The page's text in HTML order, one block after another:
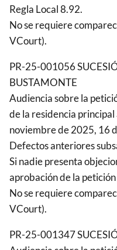
Regla Local 8.92.
No se requiere
VCourt).
PR-25-001056
BUSTAMONTE
Audiencia sobre la
de la residencia
noviembre de 2025, 16
Defectos anteriores
Si nadie presenta
aprobación de la
No se requiere
VCourt).
PR-25-001347